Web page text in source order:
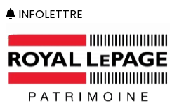
INFOLETTRE